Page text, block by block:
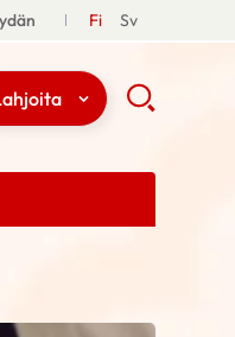
Fi Sv